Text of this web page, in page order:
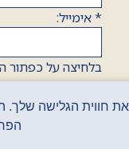
*אימייל:
בלחיצה על כפתור
למדיניות פרטיות.
אני מאשר/ת